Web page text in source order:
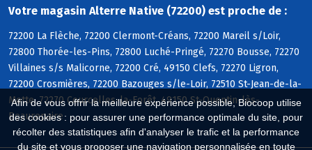
Afin de vous offrir la meilleure expérience possible, Biocoop utilise
des cookies : pour assurer une performance optimale du site, pour
récolter des statistiques afin d'analyser le trafic et la performance
du site et vous proposer une navigation personnalisée en toute
Votre magasin Alterre Native (72200) est proche de :
72200 La Flèche, 72200 Clermont-Créans, 72200 Mareil s/Loir,
72800 Thorée-les-Pins, 72800 Luché-Pringé, 72270 Bousse, 72270
Villaines s/s Malicorne, 72200 Cré, 49150 Clefs, 72270 Ligron,
72200 Crosmières, 72200 Bazouges s/le-Loir, 72510 St-Jean-de-la-
Motte, 72270 Courcelles-la-Forêt, 49150 St-Quentin-lès-
Beaurepaire